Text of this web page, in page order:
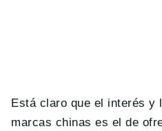
Está claro que el interés y
marcas chinas es el de